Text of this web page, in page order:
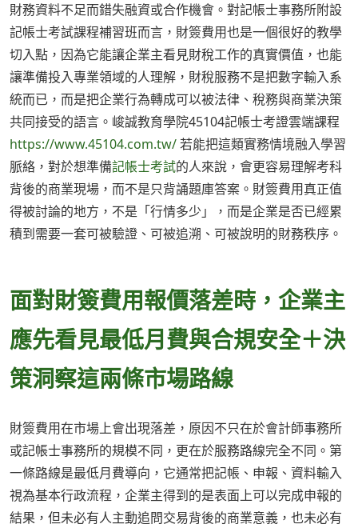
財務資料不足而錯失融資或合作機會。對記帳士事務所附設
記帳士考試課程補習班而言，財簽費用也是一個很好的教學
切入點，因為它能讓企業主看見財稅工作的真實價值，也能
讓準備投入專業領域的人理解，財稅服務不是把數字輸入系
統而已，而是把企業行為轉成可以被法律、稅務與商業決策
共同接受的語言。峻誠教育學院45104記帳士考證雲端課程
https://www.45104.com.tw/若能把這類實務情境融入學習
脈絡，對於想準備記帳士考試的人來說，會更容易理解考科
背後的商業現場，而不是只背誦題庫答案。財簽費用真正值
得被討論的地方，不是「行情多少」，而是企業是否已經累
積到需要一套可被驗證、可被追溯、可被說明的財務秩序。
面對財簽費用報價落差時，企業主
應先看見最低月費與合規安全＋決
策洞察這兩條市場路線
財簽費用在市場上會出現落差，原因不只在於會計師事務所
或記帳士事務所的規模不同，更在於服務路線完全不同。第
一條路線是最低月費導向，它通常把記帳、申報、資料輸入
視為基本行政流程，企業主得到的是表面上可以完成申報的
結果，但未必有人主動追問交易背後的商業意義，也未必有